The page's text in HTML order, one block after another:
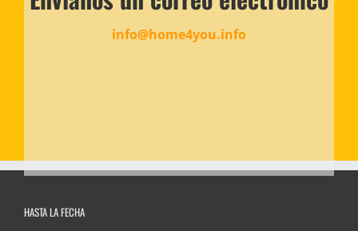
info@home4you.info
HASTA LA FECHA